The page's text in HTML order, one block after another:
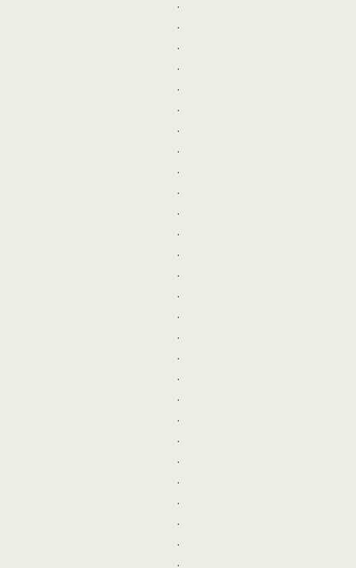
.
.
.
.
.
.
.
.
.
.
.
.
.
.
.
.
.
.
.
.
.
.
.
.
.
.
.